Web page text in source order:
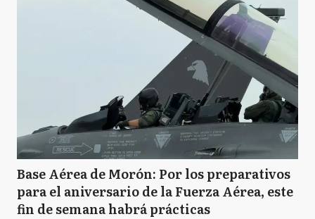
Pergamino
Tornquist
Base Aérea de Morón: Por los preparativos
para el aniversario de la Fuerza Aérea, este
fin de semana habrá prácticas